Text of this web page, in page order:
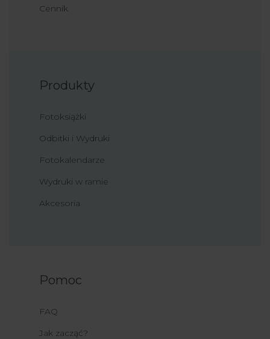
Cennik
Produkty
Fotoksiążki
Odbitki i Wydruki
Fotokalendarze
Wydruki w ramie
Akcesoria
Pomoc
FAQ
Jak zacząć?